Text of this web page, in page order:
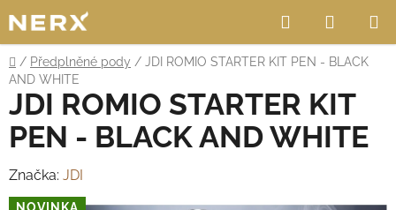
na
obsah
Hledat
KOŠÍK
Domů
/ Předplněné pody / JDI ROMIO STARTER KIT PEN - BLACK
AND WHITE
JDI ROMIO STARTER KIT
PEN - BLACK AND WHITE
Značka: JDI
NOVINKA